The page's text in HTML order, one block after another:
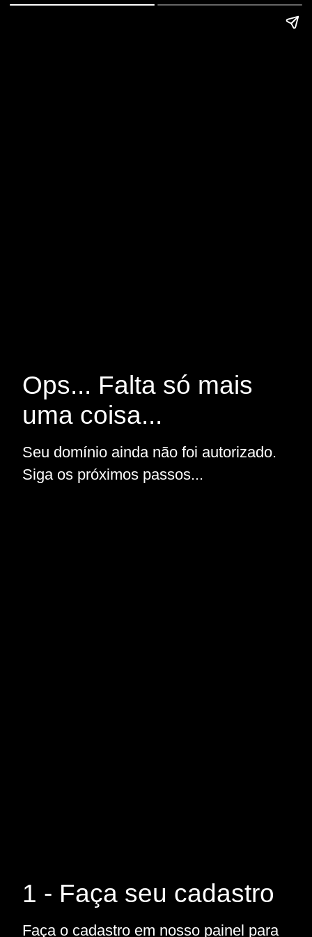
Ops... Falta só mais
uma coisa...
Seu domínio ainda não foi autorizado.
Siga os próximos passos...
1 - Faça seu cadastro
Faça o cadastro em nosso painel para